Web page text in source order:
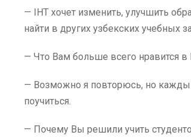
— IHT хочет изменить, улучшить
найти в других узбекских учебных
— Что Вам больше всего нравится в
— Возможно я повторюсь, но
поучиться.
— Почему Вы решили учить